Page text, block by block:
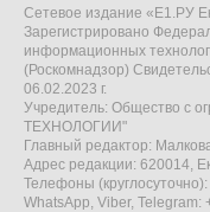
Сетевое издание «Е1.РУ
Зарегистрировано
информационных
(Роскомнадзор)
06.02.2023 г.
Учредитель: Общество с
ТЕХНОЛОГИИ"
Главный редактор:
Адрес редакции: 620014,
Телефоны
WhatsApp, Viber, Telegram: